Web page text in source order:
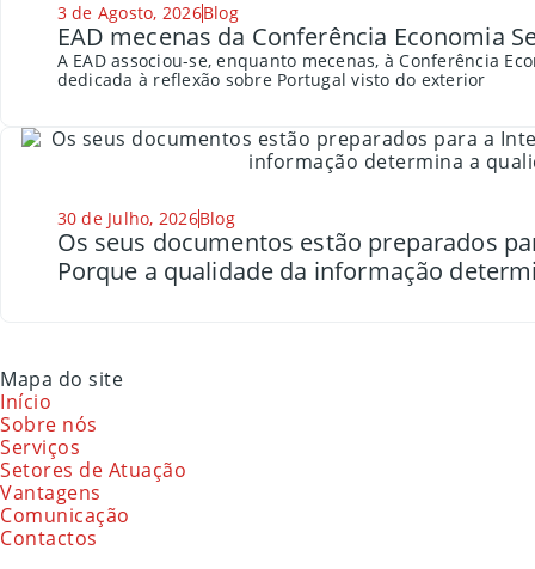
3 de Agosto, 2026Blog
EAD mecenas da Conferência Economia
A EAD associou-se, enquanto mecenas, à Conferência
dedicada à reflexão sobre Portugal visto do exterior
30 de Julho, 2026Blog
Os seus documentos estão preparados
Porque a qualidade da informação
Mapa do site
Início
Sobre nós
Serviços
Setores de Atuação
Vantagens
Comunicação
Contactos